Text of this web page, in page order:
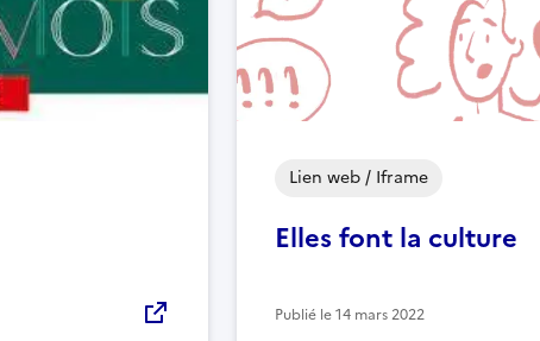
Elles font la culture
Lien web / Iframe
Publié le14 mars 2022